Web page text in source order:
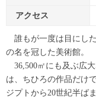
アクセス
誰もが一度は目にし
の名を冠した美術館。
36,500㎡にも及ぶ広
は、ちひろの作品だけ
ジプトから20世紀半ば